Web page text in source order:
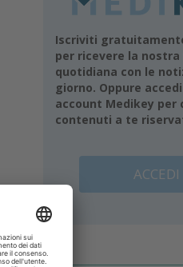
Iscriviti
per ricevere la
quotidiana con le
giorno. Oppure
account Medikey per
contenuti a te
ACCEDI